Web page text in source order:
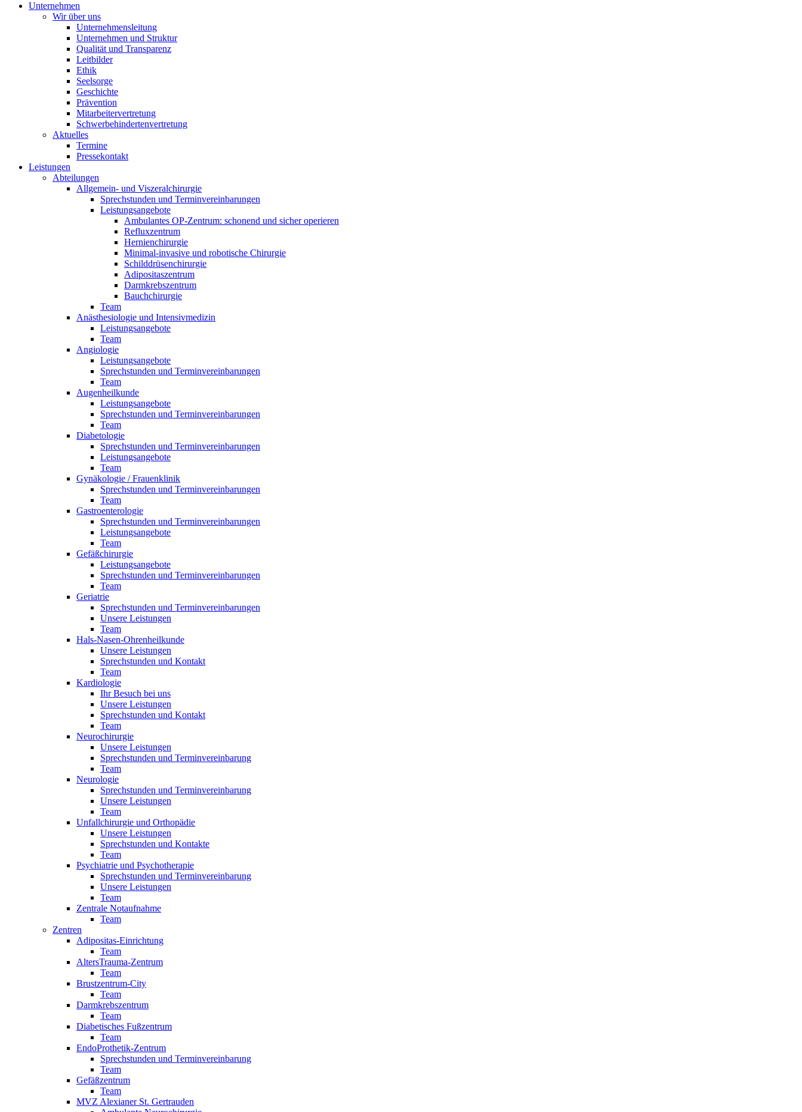
Unternehmen
Wir über uns
Unternehmensleitung
Unternehmen und Struktur
Qualität und Transparenz
Leitbilder
Ethik
Seelsorge
Geschichte
Prävention
Mitarbeitervertretung
Schwerbehindertenvertretung
Aktuelles
Termine
Pressekontakt
Leistungen
Abteilungen
Allgemein- und Viszeralchirurgie
Sprechstunden und Terminvereinbarungen
Leistungsangebote
Ambulantes OP-Zentrum: schonend und sicher operieren
Refluxzentrum
Hernienchirurgie
Minimal-invasive und robotische Chirurgie
Schilddrüsenchirurgie
Adipositaszentrum
Darmkrebszentrum
Bauchchirurgie
Team
Anästhesiologie und Intensivmedizin
Leistungsangebote
Team
Angiologie
Leistungsangebote
Sprechstunden und Terminvereinbarungen
Team
Augenheilkunde
Leistungsangebote
Sprechstunden und Terminvereinbarungen
Team
Diabetologie
Sprechstunden und Terminvereinbarungen
Leistungsangebote
Team
Gynäkologie / Frauenklinik
Sprechstunden und Terminvereinbarungen
Team
Gastroenterologie
Sprechstunden und Terminvereinbarungen
Leistungsangebote
Team
Gefäßchirurgie
Leistungsangebote
Sprechstunden und Terminvereinbarungen
Team
Geriatrie
Sprechstunden und Terminvereinbarungen
Unsere Leistungen
Team
Hals-Nasen-Ohrenheilkunde
Unsere Leistungen
Sprechstunden und Kontakt
Team
Kardiologie
Ihr Besuch bei uns
Unsere Leistungen
Sprechstunden und Kontakt
Team
Neurochirurgie
Unsere Leistungen
Sprechstunden und Terminvereinbarung
Team
Neurologie
Sprechstunden und Terminvereinbarung
Unsere Leistungen
Team
Unfallchirurgie und Orthopädie
Unsere Leistungen
Sprechstunden und Kontakte
Team
Psychiatrie und Psychotherapie
Sprechstunden und Terminvereinbarung
Unsere Leistungen
Team
Zentrale Notaufnahme
Team
Zentren
Adipositas-Einrichtung
Team
AltersTrauma-Zentrum
Team
Brustzentrum-City
Team
Darmkrebszentrum
Team
Diabetisches Fußzentrum
Team
EndoProthetik-Zentrum
Sprechstunden und Terminvereinbarung
Team
Gefäßzentrum
Team
MVZ Alexianer St. Gertrauden